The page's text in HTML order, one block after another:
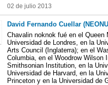
02 de julio 2013
David Fernando Cuellar
Chavalin noknok fué en el Queen
Universidad de Londres, en la
Arts Council (Inglaterra); en el
Columbia, en el Woodrow Wilson
Smithsonian Institution, en la
Universidad de Harvard, en la
Princeton y en la Universidad de